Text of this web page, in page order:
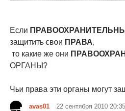
Если
защитить свои ПРАВА,
то какие же они
ОРГАНЫ?
Чьи права эти органы могут
avas01 22 сентября 2010 20:35